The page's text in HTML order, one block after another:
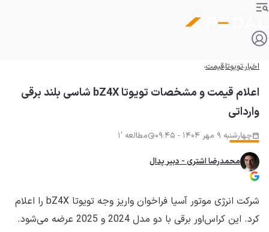
اخبارتویوتاقیمت
اعلام قیمت و مشخصات تویوتا bZ4X شاسی بلند برقی
وارداتی
چهارشنبه 9 مهر 1404 - 09:45 مطالعه '1
محمدرضا اشتری - دبیر پدال
شرکت انرژی موتور آسیا فراخوان واریز وجه تویوتا bZ4X را اعلام
کرد. این کراس‌اور برقی با دو مدل 2024 و 2025 عرضه می‌شود.